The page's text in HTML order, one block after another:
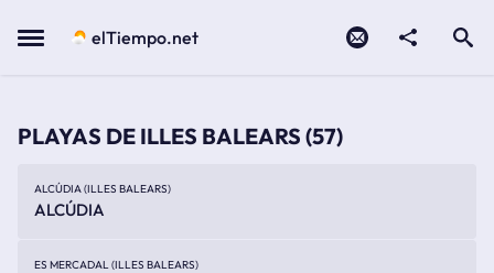
Menu elTiempo.net
PLAYAS DE ILLES BALEARS (57)
ALCÚDIA (ILLES BALEARS)
ALCÚDIA
ES MERCADAL (ILLES BALEARS)